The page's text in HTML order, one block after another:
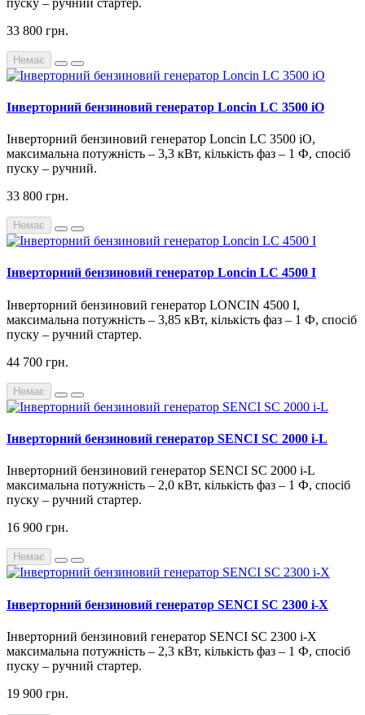
33 800 грн.
Немає
Інверторний бензиновий генератор Loncin LC 3500 iO
Інверторний бензиновий генератор Loncin LC 3500 iO,
максимальна потужність – 3,3 кВт, кількість фаз – 1 Ф, спосіб
пуску – ручний.
33 800 грн.
Немає
Інверторний бензиновий генератор Loncin LC 4500 I
Інверторний бензиновий генератор LONCIN 4500 I,
максимальна потужність – 3,85 кВт, кількість фаз – 1 Ф, спосіб
пуску – ручний стартер.
44 700 грн.
Немає
Інверторний бензиновий генератор SENCI SC 2000 i-L
Інверторний бензиновий генератор SENCI SC 2000 i-L
максимальна потужність – 2,0 кВт, кількість фаз – 1 Ф, спосіб
пуску – ручний стартер.
16 900 грн.
Немає
Інверторний бензиновий генератор SENCI SC 2300 i-X
Інверторний бензиновий генератор SENCI SC 2300 i-X
максимальна потужність – 2,3 кВт, кількість фаз – 1 Ф, спосіб
пуску – ручний стартер.
19 900 грн.